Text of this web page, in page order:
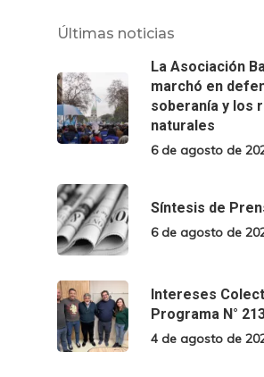
Últimas noticias
La Asociación
marchó en
soberanía y los
naturales
6 de agosto de
Síntesis de
6 de agosto de
Intereses
Programa N°
4 de agosto de